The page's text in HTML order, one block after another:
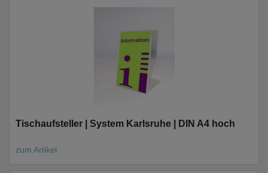
Tischaufsteller | System Karlsruhe | DIN A4 hoch
zum Artikel